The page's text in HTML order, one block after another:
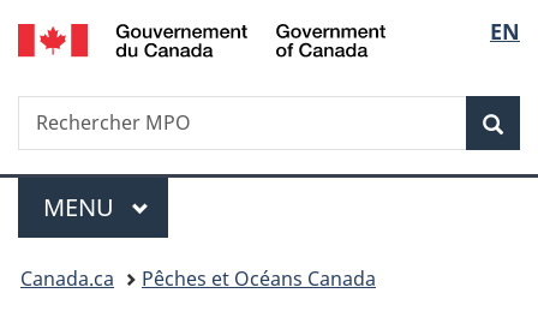
Passer
au
Passer
à
du
Passer
à
simplifiée
de
la
EN
Recherche
Rechercher
MPO
Menu
MENU PRINCIPAL
Vous
Canada.ca Pêches et Océans Canada